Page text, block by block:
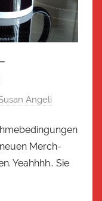
Angeli
Merch-
Yeahhhh.. Sie